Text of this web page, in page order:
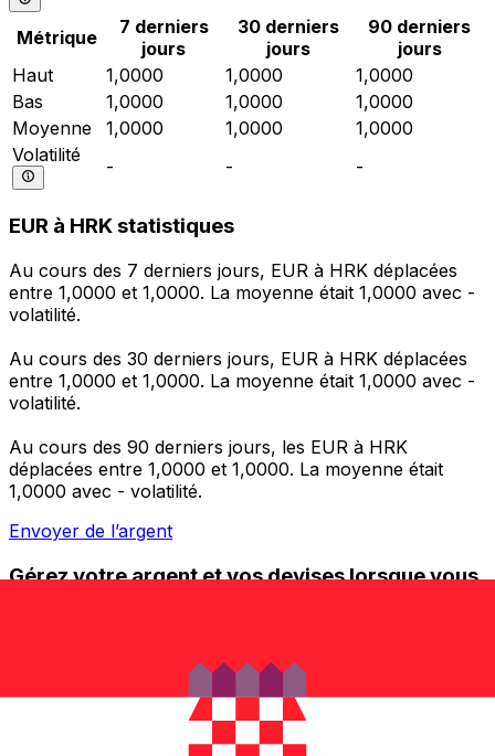
Métrique
7 derniers
jours
30 derniers
jours
90 derniers
jours
Haut
1,0000 1,0000
1,0000
Bas
1,0000 1,0000
1,0000
Moyenne
1,0000 1,0000
1,0000
Volatilité
- - -
EUR à HRK statistiques
Au cours des 7 derniers jours, EUR à HRK déplacées
entre 1,0000 et 1,0000. La moyenne était 1,0000 avec -
volatilité.
Au cours des 30 derniers jours, EUR à HRK déplacées
entre 1,0000 et 1,0000. La moyenne était 1,0000 avec -
volatilité.
Au cours des 90 derniers jours, les EUR à HRK
déplacées entre 1,0000 et 1,0000. La moyenne était
1,0000 avec - volatilité.
Envoyer de l’argent
Gérez votre argent et vos devises lorsque vous
nécessaires pour vos transferts d'argent internationaux
programmez des alertes de taux et transférez de